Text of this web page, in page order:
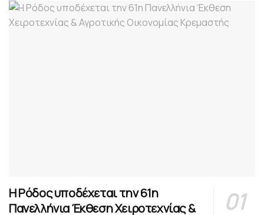
Η Ρόδος υποδέχεται την 61η
Πανελλήνια Έκθεση Χειροτεχνίας &